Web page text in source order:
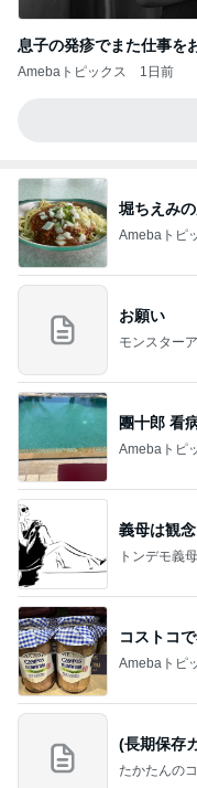
息子の発疹でまた仕事を
Amebaトピックス 1日前
堀ちえみ
Amebaトピ
お願い
モンスター
團十郎 看
Amebaトピ
義母は観
トンデモ義
コストコ
Amebaトピ
(長期保存
たかたんの